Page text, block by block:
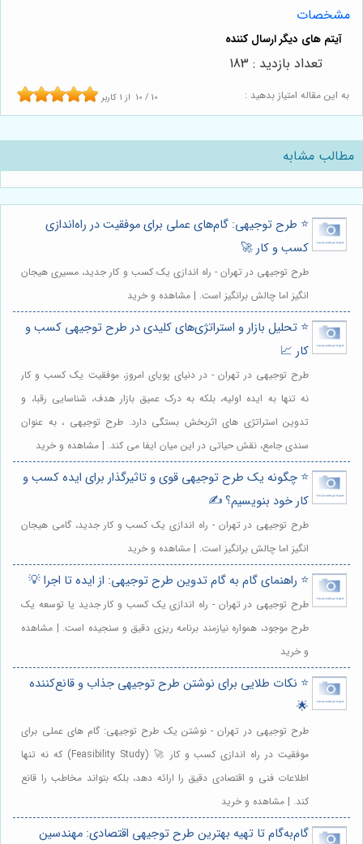
مشخصات
به این مقاله امتیاز بدهید : 10 / 10 از 1 کاربر
تعداد بازدید : 183
مطالب مشابه
⭐️ طرح توجیهی: گام‌های عملی برای موفقیت در راه‌اندازی
کسب و کار 🚀
طرح توجیهی در تهران - راه اندازی یک کسب و کار جدید، مسیری هیجان
انگیز اما چالش برانگیز است. | مشاهده و خرید
⭐️ تحلیل بازار و استراتژی‌های کلیدی در طرح توجیهی کسب و
کار 📈
طرح توجیهی در تهران - در دنیای پویای امروز، موفقیت یک کسب و کار
نه تنها به ایده اولیه، بلکه به درک عمیق بازار هدف، شناسایی رقبا، و
تدوین استراتژی های اثربخش بستگی دارد. طرح توجیهی ، به عنوان
سندی جامع، نقش حیاتی در این میان ایفا می کند. | مشاهده و خرید
⭐️ چگونه یک طرح توجیهی قوی و تاثیرگذار برای ایده کسب و
کار خود بنویسیم؟ ✍️
طرح توجیهی در تهران - راه اندازی یک کسب و کار جدید، گامی هیجان
انگیز اما چالش برانگیز است. | مشاهده و خرید
⭐️ راهنمای گام به گام تدوین طرح توجیهی: از ایده تا اجرا 💡
طرح توجیهی در تهران - راه اندازی یک کسب و کار جدید یا توسعه یک
طرح موجود، همواره نیازمند برنامه ریزی دقیق و سنجیده است. | مشاهده
و خرید
⭐️ نکات طلایی برای نوشتن طرح توجیهی جذاب و قانع‌کننده
🌟
طرح توجیهی در تهران - نوشتن یک طرح توجیهی: گام های عملی برای
موفقیت در راه اندازی کسب و کار 🚀 (Feasibility Study) که نه تنها
اطلاعات فنی و اقتصادی دقیق را ارائه دهد، بلکه بتواند مخاطب را قانع
کند. | مشاهده و خرید
گام‌به‌گام تا تهیه بهترین طرح توجیهی اقتصادی: مهندسین